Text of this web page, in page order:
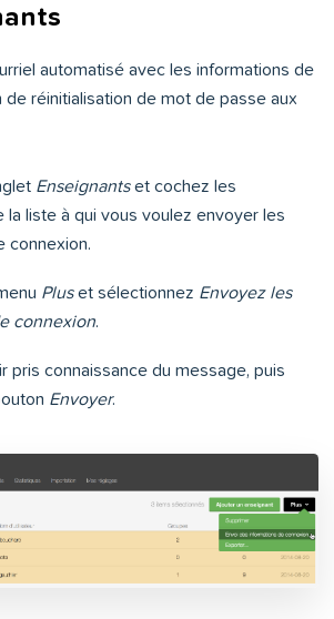
automatisé avec les informations de
de réinitialisation de mot de passe aux
Enseignantset cochez les
la liste à qui vous voulez envoyer les
connexion.
Pluset sélectionnez Envoyez les
connexion.
pris connaissance du message, puis
Envoyer.